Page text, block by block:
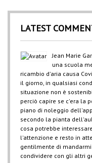
LATEST
Jean Marie
una scuola
ricambio d'aria causa
il giorno, in qualsiasi
situazione non è
perciò capire se c'era la
piano di noleggio
secondo la pianta
cosa potrebbe
l'attenzione e resto in
gentilmente di
condividere con gli altri